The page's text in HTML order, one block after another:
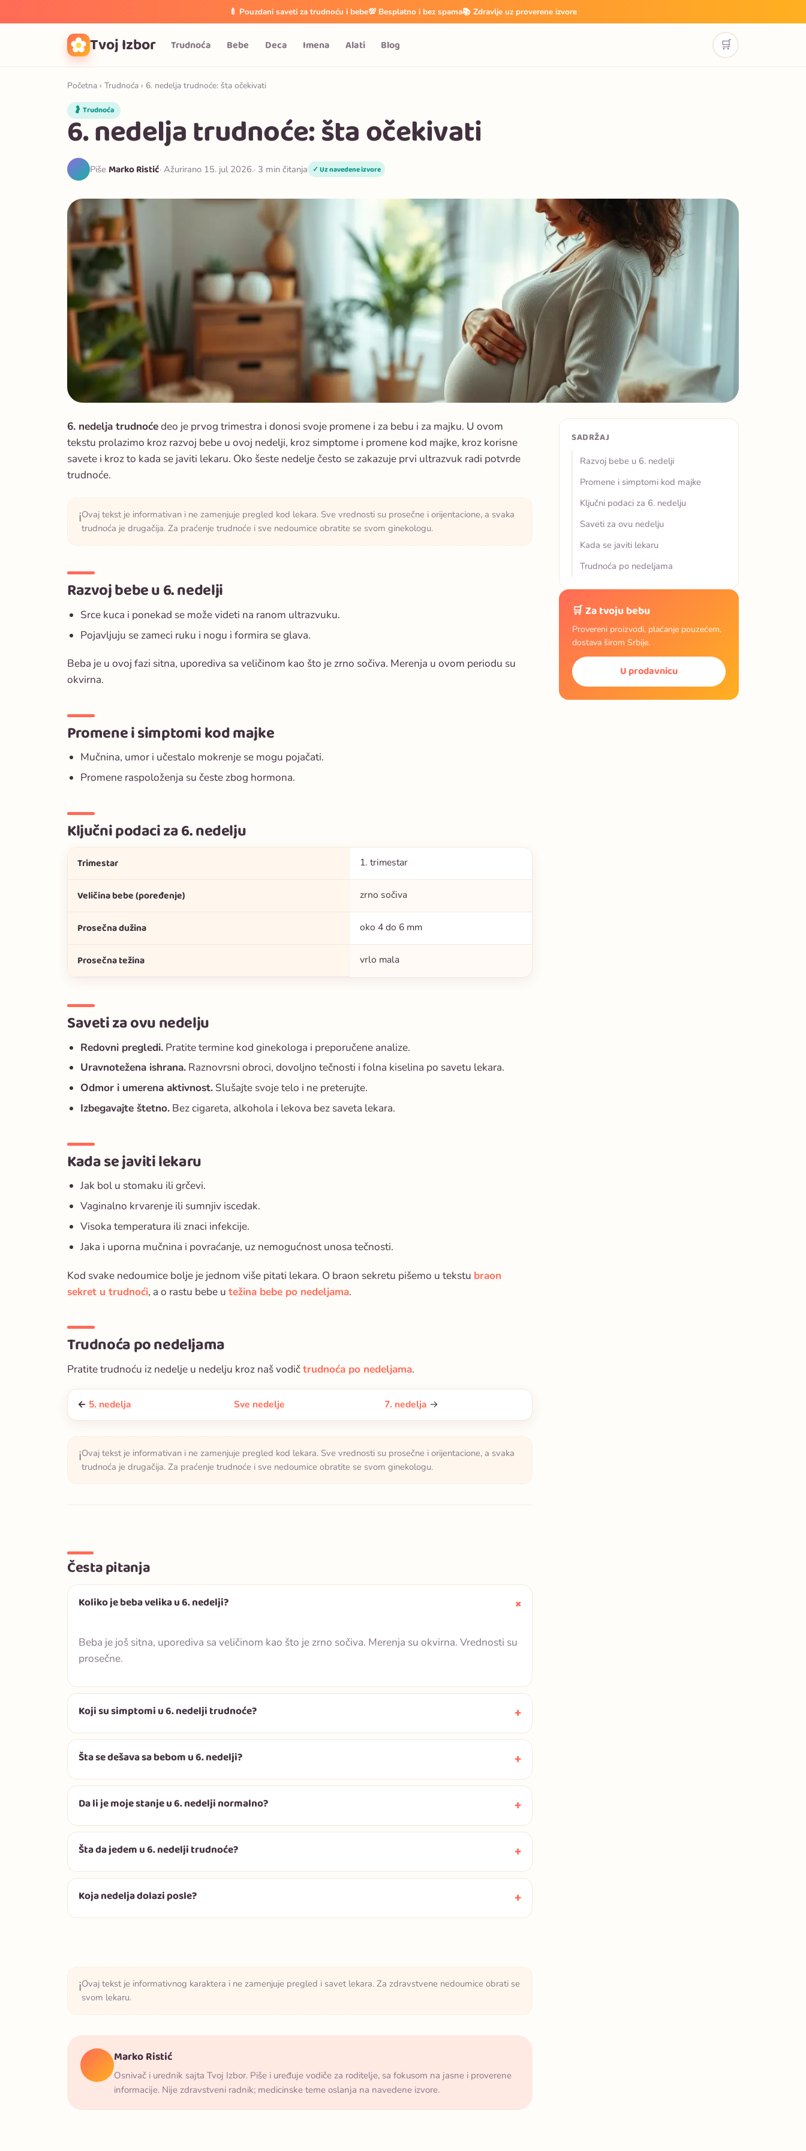
🍼 Pouzdani saveti za trudnoću i bebe💯 Besplatno i bez spama📚 Zdravlje uz proverene izvore
Tvoj Izbor Trudnoća Bebe Deca Imena Alati Blog 🛒
Početna › Trudnoća › 6. nedelja trudnoće: šta očekivati
🤰 Trudnoća
6. nedelja trudnoće: šta očekivati
Piše Marko Ristić· Ažurirano 15. jul 2026.· 3 min čitanja ✓ Uz navedene izvore
6. nedelja trudnoćedeo je prvog trimestra i donosi svoje promene i za bebu i za majku. U ovom
tekstu prolazimo kroz razvoj bebe u ovoj nedelji, kroz simptome i promene kod majke, kroz korisne
savete i kroz to kada se javiti lekaru. Oko šeste nedelje često se zakazuje prvi ultrazvuk radi potvrde
trudnoće.
ℹ️Ovaj tekst je informativan i ne zamenjuje pregled kod lekara. Sve vrednosti su prosečne i orijentacione, a svaka
trudnoća je drugačija. Za praćenje trudnoće i sve nedoumice obratite se svom ginekologu.
Razvoj bebe u 6. nedelji
Srce kuca i ponekad se može videti na ranom ultrazvuku.
Pojavljuju se zameci ruku i nogu i formira se glava.
Beba je u ovoj fazi sitna, uporediva sa veličinom kao što je zrno sočiva. Merenja u ovom periodu su
okvirna.
Promene i simptomi kod majke
Mučnina, umor i učestalo mokrenje se mogu pojačati.
Promene raspoloženja su česte zbog hormona.
Ključni podaci za 6. nedelju
Trimestar 1. trimestar
Veličina bebe (poređenje) zrno sočiva
Prosečna dužina oko 4 do 6 mm
Prosečna težina vrlo mala
Saveti za ovu nedelju
Redovni pregledi. Pratite termine kod ginekologa i preporučene analize.
Uravnotežena ishrana. Raznovrsni obroci, dovoljno tečnosti i folna kiselina po savetu lekara.
Odmor i umerena aktivnost. Slušajte svoje telo i ne preterujte.
Izbegavajte štetno. Bez cigareta, alkohola i lekova bez saveta lekara.
Kada se javiti lekaru
Jak bol u stomaku ili grčevi.
Vaginalno krvarenje ili sumnjiv iscedak.
Visoka temperatura ili znaci infekcije.
Jaka i uporna mučnina i povraćanje, uz nemogućnost unosa tečnosti.
Kod svake nedoumice bolje je jednom više pitati lekara. O braon sekretu pišemo u tekstu braon
sekret u trudnoći, a o rastu bebe u težina bebe po nedeljama.
Trudnoća po nedeljama
Pratite trudnoću iz nedelje u nedelju kroz naš vodičtrudnoća po nedeljama.
← 5. nedelja Sve nedelje 7. nedelja →
ℹ️Ovaj tekst je informativan i ne zamenjuje pregled kod lekara. Sve vrednosti su prosečne i orijentacione, a svaka
trudnoća je drugačija. Za praćenje trudnoće i sve nedoumice obratite se svom ginekologu.
Česta pitanja
Koliko je beba velika u 6. nedelji?
Beba je još sitna, uporediva sa veličinom kao što je zrno sočiva. Merenja su okvirna. Vrednosti su
prosečne.
Koji su simptomi u 6. nedelji trudnoće?
Šta se dešava sa bebom u 6. nedelji?
Da li je moje stanje u 6. nedelji normalno?
Šta da jedem u 6. nedelji trudnoće?
Koja nedelja dolazi posle?
ℹ️Ovaj tekst je informativnog karaktera i ne zamenjuje pregled i savet lekara. Za zdravstvene nedoumice obrati se
svom lekaru.
Marko Ristić
Osnivač i urednik sajta Tvoj Izbor. Piše i uređuje vodiče za roditelje, sa fokusom na jasne i proverene
informacije. Nije zdravstveni radnik; medicinske teme oslanja na navedene izvore.
SADRŽAJ
Razvoj bebe u 6. nedelji
Promene i simptomi kod majke
Ključni podaci za 6. nedelju
Saveti za ovu nedelju
Kada se javiti lekaru
Trudnoća po nedeljama
🛒 Za tvoju bebu
Provereni proizvodi, plaćanje pouzećem,
dostava širom Srbije.
U prodavnicu